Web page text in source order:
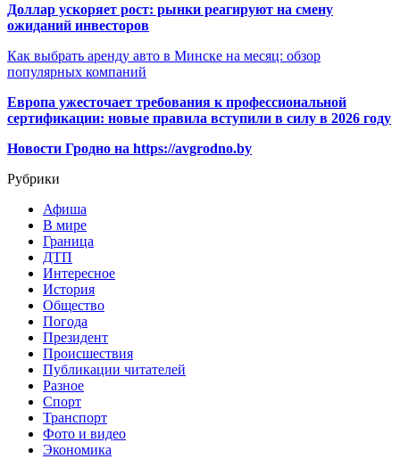
Доллар ускоряет рост: рынки реагируют на смену
ожиданий инвесторов
Как выбрать аренду авто в Минске на месяц: обзор
популярных компаний
Европа ужесточает требования к профессиональной
сертификации: новые правила вступили в силу в 2026 году
Новости Гродно на https://avgrodno.by
Рубрики
Афиша
В мире
Граница
ДТП
Интересное
История
Общество
Погода
Президент
Происшествия
Публикации читателей
Разное
Спорт
Транспорт
Фото и видео
Экономика